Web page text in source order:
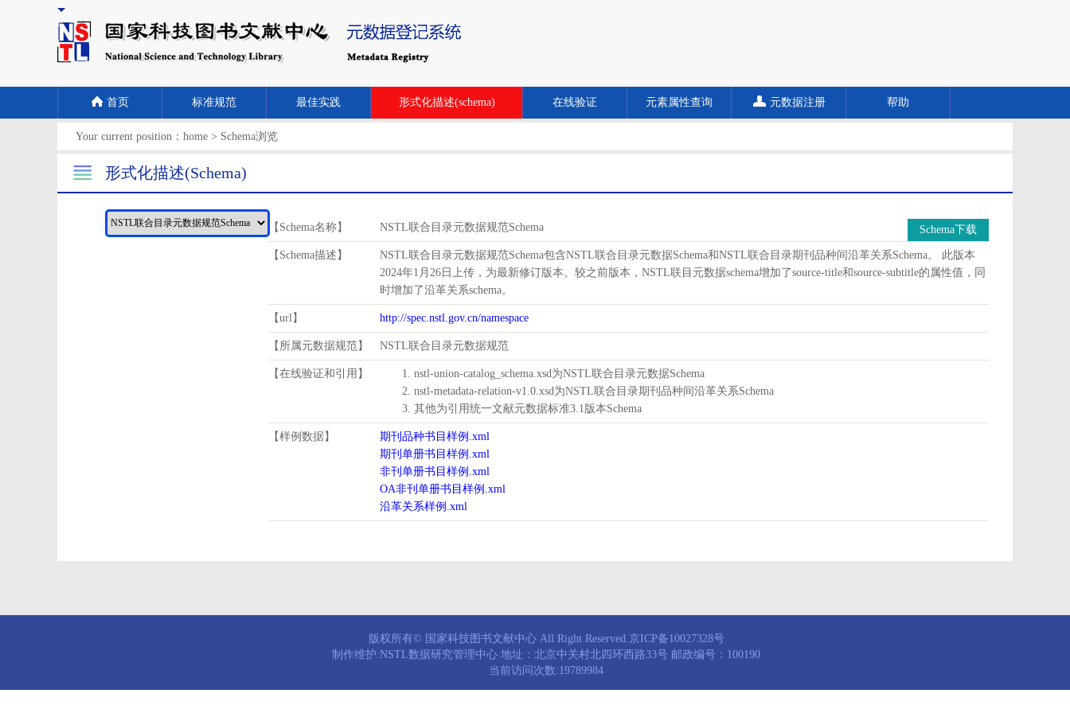
首页 标准规范 最佳实践 形式化描述(schema) 在线验证 元素属性查询 元数据注册 帮助
Your current position： home > Schema浏览
形式化描述(Schema)
【Schema名称】 NSTL联合目录元数据规范Schema Schema下载
【Schema描述】
NSTL联合目录元数据规范Schema包含NSTL联合目录元数据Schema和NSTL联合目录期刊品种间沿革关系Schema。 此版本
2024年1月26日上传，为最新修订版本。较之前版本，NSTL联目元数据schema增加了source-title和source-subtitle的属性值，同
时增加了沿革关系schema。
【url】 http://spec.nstl.gov.cn/namespace
【所属元数据规范】 NSTL联合目录元数据规范
【在线验证和引用】
1. nstl-union-catalog_schema.xsd为NSTL联合目录元数据Schema
2. nstl-metadata-relation-v1.0.xsd为NSTL联合目录期刊品种间沿革关系Schema
3. 其他为引用统一文献元数据标准3.1版本Schema
【样例数据】
期刊品种书目样例.xml
期刊单册书目样例.xml
非刊单册书目样例.xml
OA非刊单册书目样例.xml
沿革关系样例.xml
版权所有© 国家科技图书文献中心 All Right Reserved.京ICP备10027328号
制作维护:NSTL数据研究管理中心 地址：北京中关村北四环西路33号 邮政编号：100190
当前访问次数:19789984